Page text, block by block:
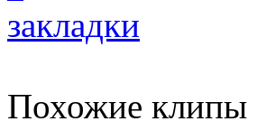
Похожие клипы